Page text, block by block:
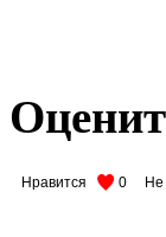
Нравится 0 Не